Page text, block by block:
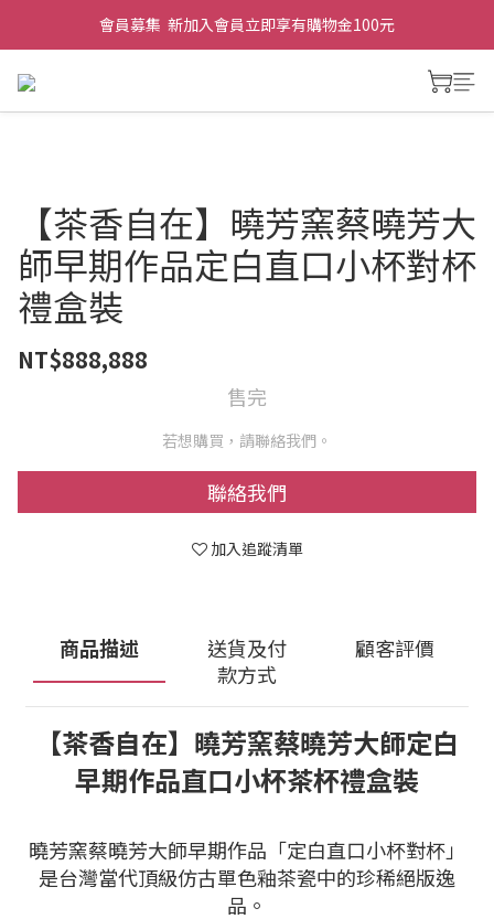
會員募集  新加入會員立即享有購物金100元
【茶香自在】曉芳窯蔡曉芳大
師早期作品定白直口小杯對杯
禮盒裝
NT$888,888
售完
若想購買，請聯絡我們。
聯絡我們
加入追蹤清單
商品描述
送貨及付
款方式
顧客評價
【茶香自在】曉芳窯蔡曉芳大師定白
早期作品直口小杯茶杯禮盒裝
曉芳窯蔡曉芳大師早期作品「定白直口小杯對杯」
是台灣當代頂級仿古單色釉茶瓷中的珍稀絕版逸
品。